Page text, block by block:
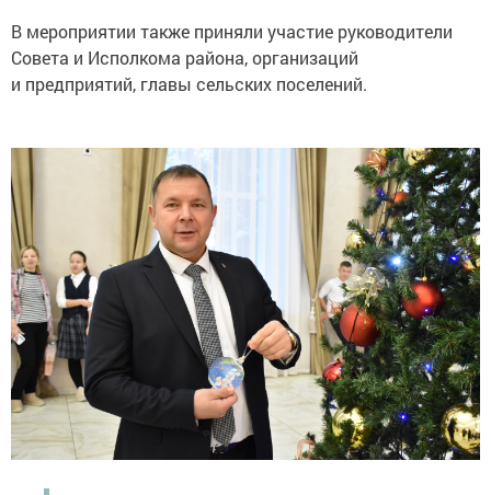
В мероприятии также приняли участие руководители
Совета и Исполкома района, организаций
и предприятий, главы сельских поселений.